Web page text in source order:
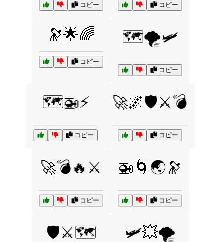
コピー コピー
🔭🌟🌈
コピー
🗺️🌪️🛩️
コピー
🗺️🚁⚡
コピー
🚀🌌🛡️⚔️💣
コピー
🚀💣🔥⚔️
コピー
🚁🌀🌏🔭
コピー
🛡️⚔️🗺️ 🛩️💥🌪️